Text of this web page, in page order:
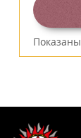
Показаны